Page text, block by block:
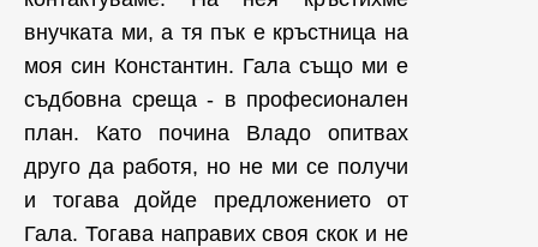
внучката ми, а тя пък е кръстница на
моя син Константин. Гала също ми е
съдбовна среща - в професионален
план. Като почина Владо опитвах
друго да работя, но не ми се получи
и тогава дойде предложението от
Гала. Тогава направих своя скок и не